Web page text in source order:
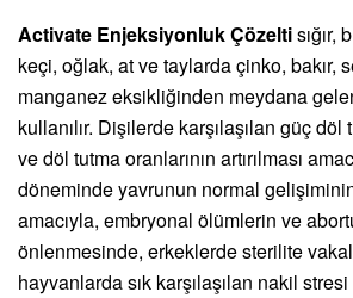
Activate Enjeksiyonluk Çözeltisığır,
keçi, oğlak, at ve taylarda çinko, bakır,
manganez eksikliğinden meydana
kullanılır. Dişilerde karşılaşılan güç döl
ve döl tutma oranlarının artırılması
döneminde yavrunun normal
amacıyla, embryonal ölümlerin ve
önlenmesinde, erkeklerde sterilite
hayvanlarda sık karşılaşılan nakil stresi